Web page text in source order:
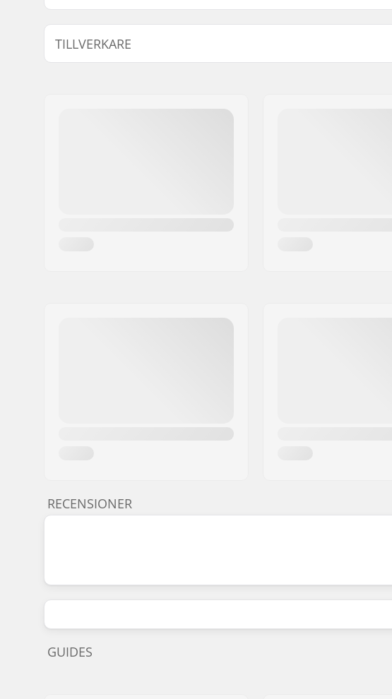
Deck bredd:
8.75" (22.2cm)
Deck längd:
Axelavstånd:
14.6" (37.1cm)
TILLVERKARE
RECENSIONER
GUIDES